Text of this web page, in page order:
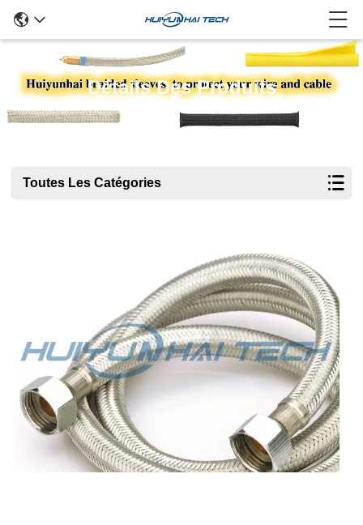
Détails Des Produits
Toutes Les Catégories